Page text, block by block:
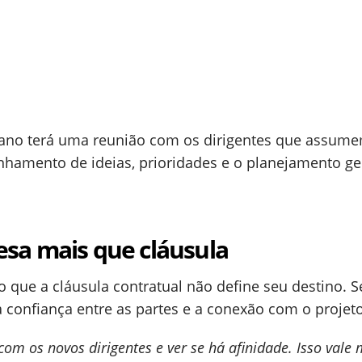
terá uma reunião com os dirigentes que
de ideias, prioridades e o planejamento
mais que cláusula
que a cláusula contratual não define seu destino.
confiança entre as partes e a conexão com o
os novos dirigentes e ver se há afinidade. Isso vale